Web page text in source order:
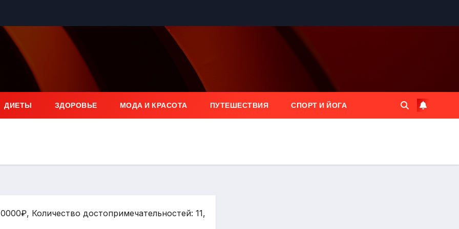
ДИЕТЫ ЗДОРОВЬЕ МОДА И КРАСОТА ПУТЕШЕСТВИЯ СПОРТ И ЙОГА
Количество достопримечательностей: 11,